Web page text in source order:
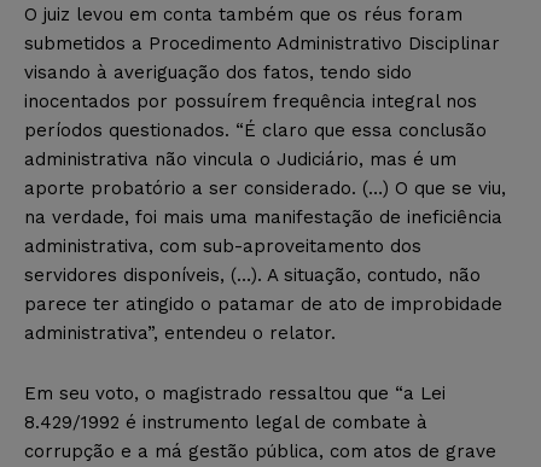
O juiz levou em conta também que os réus foram
submetidos a Procedimento Administrativo Disciplinar
visando à averiguação dos fatos, tendo sido
inocentados por possuírem frequência integral nos
períodos questionados. “É claro que essa conclusão
administrativa não vincula o Judiciário, mas é um
aporte probatório a ser considerado. (…) O que se viu,
na verdade, foi mais uma manifestação de ineficiência
administrativa, com sub-aproveitamento dos
servidores disponíveis, (…). A situação, contudo, não
parece ter atingido o patamar de ato de improbidade
administrativa”, entendeu o relator.
Em seu voto, o magistrado ressaltou que “a Lei
8.429/1992 é instrumento legal de combate à
corrupção e a má gestão pública, com atos de grave